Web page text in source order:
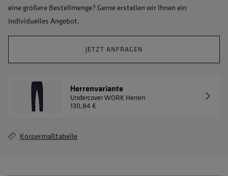
eine größere Bestellmenge? Gerne erstellen wir Ihnen ein
individuelles Angebot.
JETZT ANFRAGEN
Herrenvariante
Undercover WORK Herren
130,84 €
Körpermaßtabelle